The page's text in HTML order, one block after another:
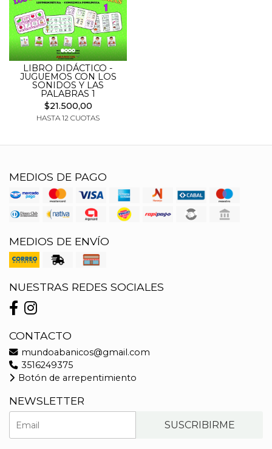
LIBRO DIDÁCTICO -
JUGUEMOS CON LOS
SONIDOS Y LAS
PALABRAS 1
$21.500,00
HASTA 12 CUOTAS
MEDIOS DE PAGO
MEDIOS DE ENVÍO
NUESTRAS REDES SOCIALES
CONTACTO
mundoabanicos@gmail.com
3516249375
Botón de arrepentimiento
NEWSLETTER
SUSCRIBIRME